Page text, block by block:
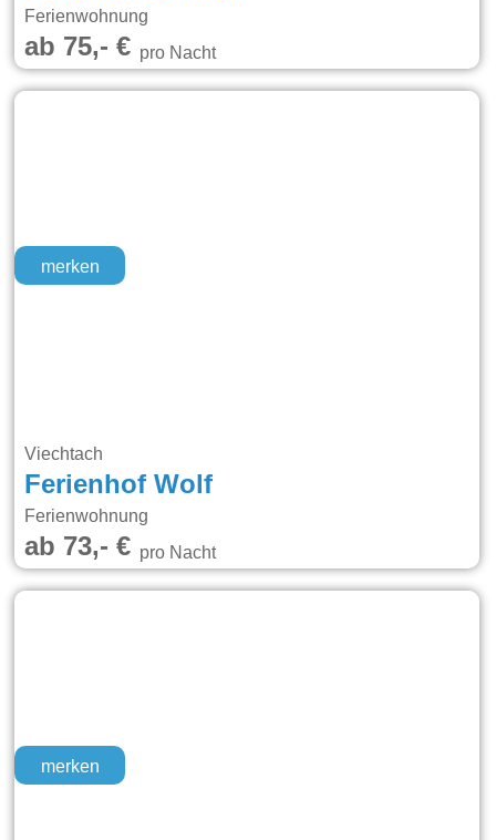
Ferienwohnung
ab 75,- €pro Nacht
merken
Viechtach
Ferienhof Wolf
Ferienwohnung
ab 73,- €pro Nacht
merken